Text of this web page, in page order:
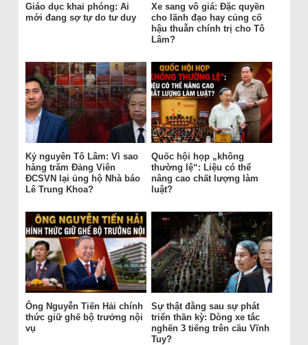
Giáo dục khai phóng: Ai
mới đang sợ tự do tư duy
Xe sang vô giá: Đặc quyền
cho lãnh đạo hay củng cố
hậu thuẫn chính trị cho Tô
Lâm?
Kỷ nguyên Tô Lâm: Vì sao
hàng trăm Đảng Viên
ĐCSVN lại ủng hộ Nhà báo
Lê Trung Khoa?
Quốc hội họp „không
thường lệ“: Liệu có thể
nâng cao chất lượng làm
luật?
Ông Nguyễn Tiến Hải chính
thức giữ ghế bộ trưởng nội
vụ
Sự thật đằng sau sự phát
triển thần kỳ: Dòng xe tắc
nghẽn 3 tiếng trên cầu Vĩnh
Tuy?